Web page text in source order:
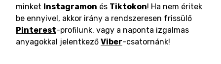
minket Instagramon és Tiktokon! Ha nem éritek
be ennyivel, akkor irány a rendszeresen frissülő
Pinterest-profilunk, vagy a naponta izgalmas
anyagokkal jelentkező Viber-csatornánk!